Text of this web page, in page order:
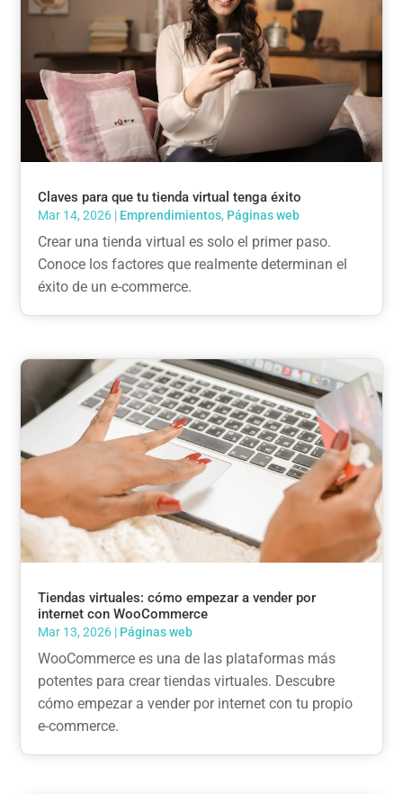
Claves para que tu tienda virtual tenga éxito
Mar 14, 2026 | Emprendimientos, Páginas web
Crear una tienda virtual es solo el primer paso.
Conoce los factores que realmente determinan el
éxito de un e-commerce.
Tiendas virtuales: cómo empezar a vender por
internet con WooCommerce
Mar 13, 2026 | Páginas web
WooCommerce es una de las plataformas más
potentes para crear tiendas virtuales. Descubre
cómo empezar a vender por internet con tu propio
e-commerce.